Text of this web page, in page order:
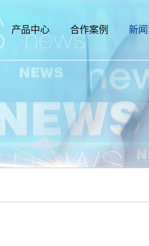
产品中心 合作案例 新